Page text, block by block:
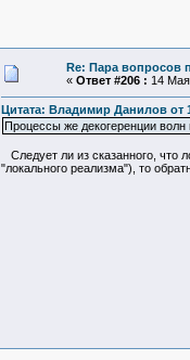
Re: Пара вопросов
« Ответ #206 : 14
Цитата: Владимир Данилов от
Процессы же декогеренции
Следует ли из сказанного, что
"локального реализма"), то